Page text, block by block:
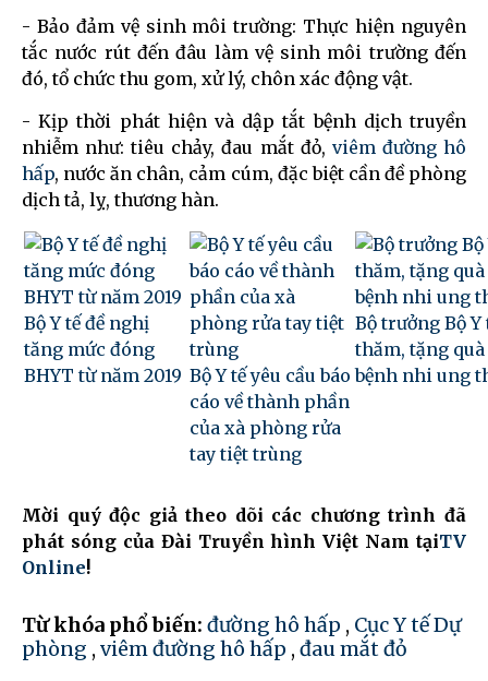
- Bảo đảm vệ sinh môi trường: Thực hiện nguyên
tắc nước rút đến đâu làm vệ sinh môi trường đến
đó, tổ chức thu gom, xử lý, chôn xác động vật.
- Kịp thời phát hiện và dập tắt bệnh dịch truyền
nhiễm như: tiêu chảy, đau mắt đỏ, viêm đường hô
hấp, nước ăn chân, cảm cúm, đặc biệt cần đề phòng
dịch tả, lỵ, thương hàn.
Bộ Y tế đề nghị
tăng mức đóng
BHYT từ năm 2019 Bộ Y tế yêu cầu báo
cáo về thành phần
của xà phòng rửa
tay tiệt trùng
Bộ trưởng Bộ Y
thăm, tặng quà
bệnh nhi ung
Mời quý độc giả theo dõi các chương trình đã
phát sóng của Đài Truyền hình Việt Nam tạiTV
Online!
Từ khóa phổ biến: đường hô hấp , Cục Y tế Dự
phòng , viêm đường hô hấp , đau mắt đỏ